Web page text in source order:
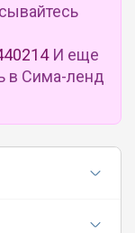
И еще
в Сима-ленд